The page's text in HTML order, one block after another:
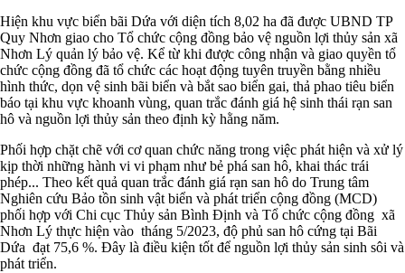
Hiện khu vực biển bãi Dứa với diện tích 8,02 ha đã được UBND TP
Quy Nhơn giao cho Tổ chức cộng đồng bảo vệ nguồn lợi thủy sản xã
Nhơn Lý quản lý bảo vệ. Kể từ khi được công nhận và giao quyền tổ
chức cộng đồng đã tổ chức các hoạt động tuyên truyền bằng nhiều
hình thức, dọn vệ sinh bãi biển và bắt sao biển gai, thả phao tiêu biển
báo tại khu vực khoanh vùng, quan trắc đánh giá hệ sinh thái rạn san
hô và nguồn lợi thủy sản theo định kỳ hằng năm.
Phối hợp chặt chẽ với cơ quan chức năng trong việc phát hiện và xử lý
kịp thời những hành vi vi phạm như bẻ phá san hô, khai thác trái
phép... Theo kết quả quan trắc đánh giá rạn san hô do Trung tâm
Nghiên cứu Bảo tồn sinh vật biển và phát triển cộng đồng (MCD)
phối hợp với Chi cục Thủy sản Bình Định và Tổ chức cộng đồng xã
Nhơn Lý thực hiện vào tháng 5/2023, độ phủ san hô cứng tại Bãi
Dứa đạt 75,6 %. Đây là điều kiện tốt để nguồn lợi thủy sản sinh sôi và
phát triển.